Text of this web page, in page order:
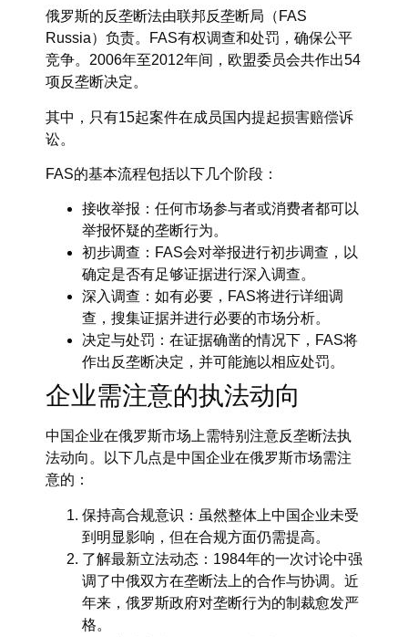
俄罗斯的反垄断法由联邦反垄断局（FAS
Russia）负责。FAS有权调查和处罚，确保公平
竞争。2006年至2012年间，欧盟委员会共作出54
项反垄断决定。
其中，只有15起案件在成员国内提起损害赔偿诉
讼。
FAS的基本流程包括以下几个阶段：
接收举报：任何市场参与者或消费者都可以
举报怀疑的垄断行为。
初步调查：FAS会对举报进行初步调查，以
确定是否有足够证据进行深入调查。
深入调查：如有必要，FAS将进行详细调
查，搜集证据并进行必要的市场分析。
决定与处罚：在证据确凿的情况下，FAS将
作出反垄断决定，并可能施以相应处罚。
企业需注意的执法动向
中国企业在俄罗斯市场上需特别注意反垄断法执
法动向。以下几点是中国企业在俄罗斯市场需注
意的：
保持高合规意识：虽然整体上中国企业未受
到明显影响，但在合规方面仍需提高。
了解最新立法动态：1984年的一次讨论中强
调了中俄双方在垄断法上的合作与协调。近
年来，俄罗斯政府对垄断行为的制裁愈发严
格。